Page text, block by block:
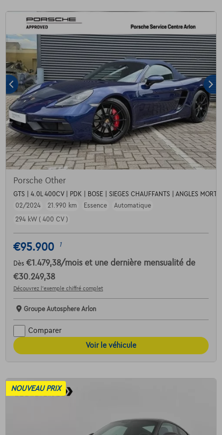
Porsche Other
GTS | 4.0L 400CV | PDK | BOSE | SIEGES CHAUFFANTS | ANGLES MORTS
02/2024
21.990 km Essence
Automatique
294 kW ( 400 CV )
€95.900 1
Dès €1.479,38/mois et une dernière mensualité de
€30.249,38
Découvrez l’exemple chiffré complet
Groupe Autosphere Arlon
Comparer
Voir le véhicule
NOUVEAU PRIX